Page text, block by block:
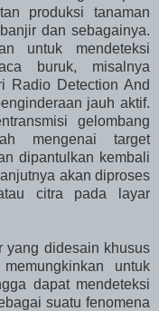
produksi tanaman
dan sebagainya.
untuk mendeteksi
buruk, misalnya
Radio Detection And
jauh aktif.
gelombang
mengenai target
dipantulkan kembali
akan diproses
citra pada layar
yang didesain khusus
untuk
dapat mendeteksi
suatu fenomena